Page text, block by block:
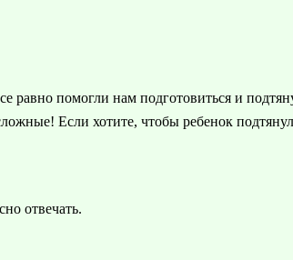
равно помогли нам подготовиться и
Если хотите, чтобы ребенок
отвечать.